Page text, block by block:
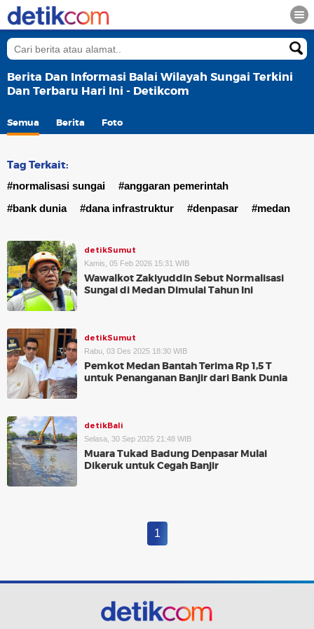
Berita Dan Informasi Balai Wilayah Sungai Terkini
Dan Terbaru Hari Ini - Detikcom
Semua Berita Foto
Tag Terkait:
#normalisasi sungai
#anggaran pemerintah
#bank dunia
#dana infrastruktur #denpasar #medan
detikSumut
Kamis, 05 Feb 2026 15:31 WIB
Wawalkot Zakiyuddin Sebut Normalisasi
Sungai di Medan Dimulai Tahun Ini
detikSumut
Rabu, 03 Des 2025 18:30 WIB
Pemkot Medan Bantah Terima Rp 1,5 T
untuk Penanganan Banjir dari Bank Dunia
detikBali
Selasa, 30 Sep 2025 21:48 WIB
Muara Tukad Badung Denpasar Mulai
Dikeruk untuk Cegah Banjir
1